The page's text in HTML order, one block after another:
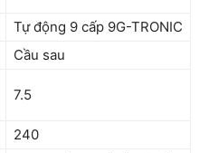
Tự động 9 cấp 9G-TRONIC
Cầu sau
7.5
240